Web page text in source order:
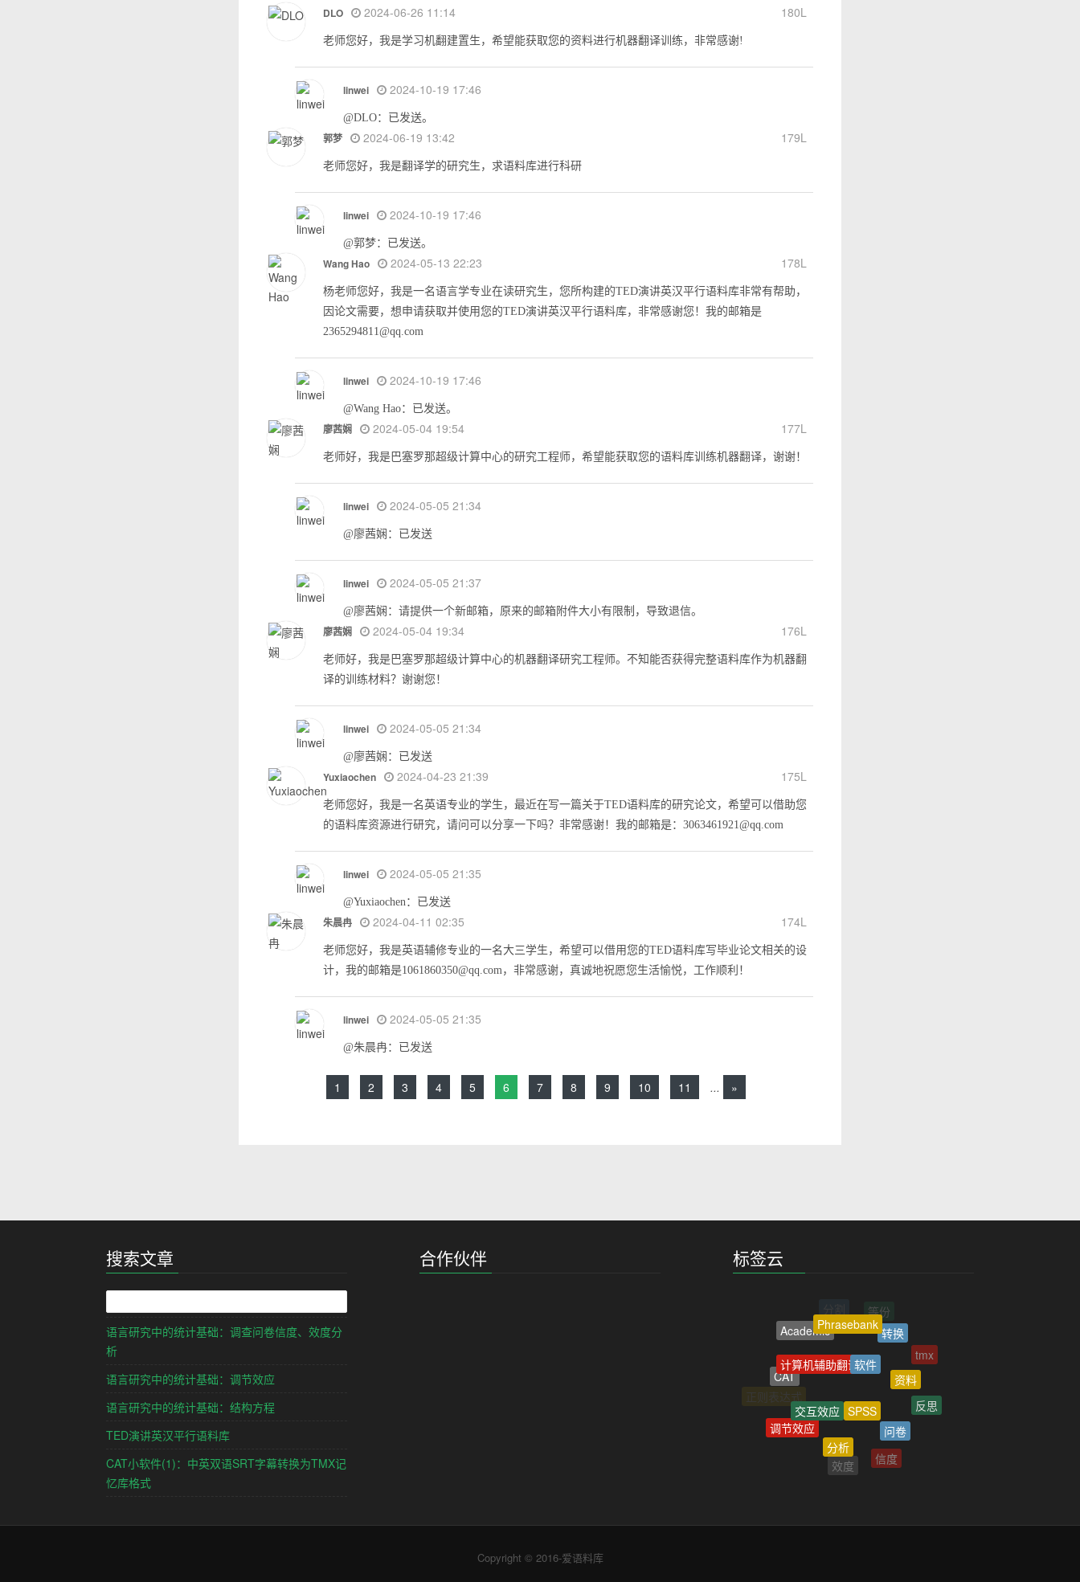
DLO 2024-06-26 11:14 180L
老师您好，我是学习机翻建置生，希望能获取您的资料进行机器翻译训练，非常感谢!
linwei 2024-10-19 17:46
@DLO：已发送。
郭梦 2024-06-19 13:42 179L
老师您好，我是翻译学的研究生，求语料库进行科研
linwei 2024-10-19 17:46
@郭梦：已发送。
Wang Hao 2024-05-13 22:23 178L
杨老师您好，我是一名语言学专业在读研究生，您所构建的TED演讲英汉平行语料库非常有帮助，
因论文需要，想申请获取并使用您的TED演讲英汉平行语料库，非常感谢您！我的邮箱是
2365294811@qq.com
linwei 2024-10-19 17:46
@Wang Hao：已发送。
廖茜娴 2024-05-04 19:54 177L
老师好，我是巴塞罗那超级计算中心的研究工程师，希望能获取您的语料库训练机器翻译，谢谢！
linwei 2024-05-05 21:34
@廖茜娴：已发送
linwei 2024-05-05 21:37
@廖茜娴：请提供一个新邮箱，原来的邮箱附件大小有限制，导致退信。
廖茜娴 2024-05-04 19:34 176L
老师好，我是巴塞罗那超级计算中心的机器翻译研究工程师。不知能否获得完整语料库作为机器翻
译的训练材料？谢谢您！
linwei 2024-05-05 21:34
@廖茜娴：已发送
Yuxiaochen 2024-04-23 21:39 175L
老师您好，我是一名英语专业的学生，最近在写一篇关于TED语料库的研究论文，希望可以借助您
的语料库资源进行研究，请问可以分享一下吗？非常感谢！我的邮箱是：3063461921@qq.com
linwei 2024-05-05 21:35
@Yuxiaochen：已发送
朱晨冉 2024-04-11 02:35 174L
老师您好，我是英语辅修专业的一名大三学生，希望可以借用您的TED语料库写毕业论文相关的设
计，我的邮箱是1061860350@qq.com，非常感谢，真诚地祝愿您生活愉悦，工作顺利！
linwei 2024-05-05 21:35
@朱晨冉：已发送
1 2 3 4 5 6 7 8 9 10 11 ... »
搜索文章
语言研究中的统计基础：调查问卷信度、效度分
析
语言研究中的统计基础：调节效应
语言研究中的统计基础：结构方程
TED演讲英汉平行语料库
CAT小软件(1)：中英双语SRT字幕转换为TMX记
忆库格式
合作伙伴 标签云
Academic
Phrasebank
转换
tmx
正则表达式
CAT
计算机辅助翻译
资料
反思
调节效应
交互效应
信度
效度
Copyright © 2016-爱语料库